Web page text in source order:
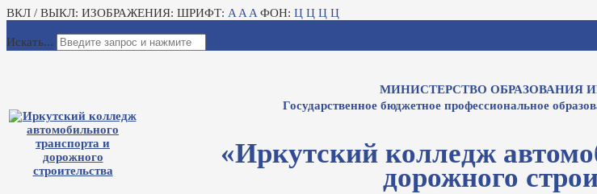
ВКЛ / ВЫКЛ: ИЗОБРАЖЕНИЯ: ШРИФТ: A A A ФОН: Ц Ц Ц Ц
Искать...
МИНИСТЕРСТВО ОБРАЗОВАНИЯ
Государственное бюджетное профессиональное
«Иркутский колледж
дорожного